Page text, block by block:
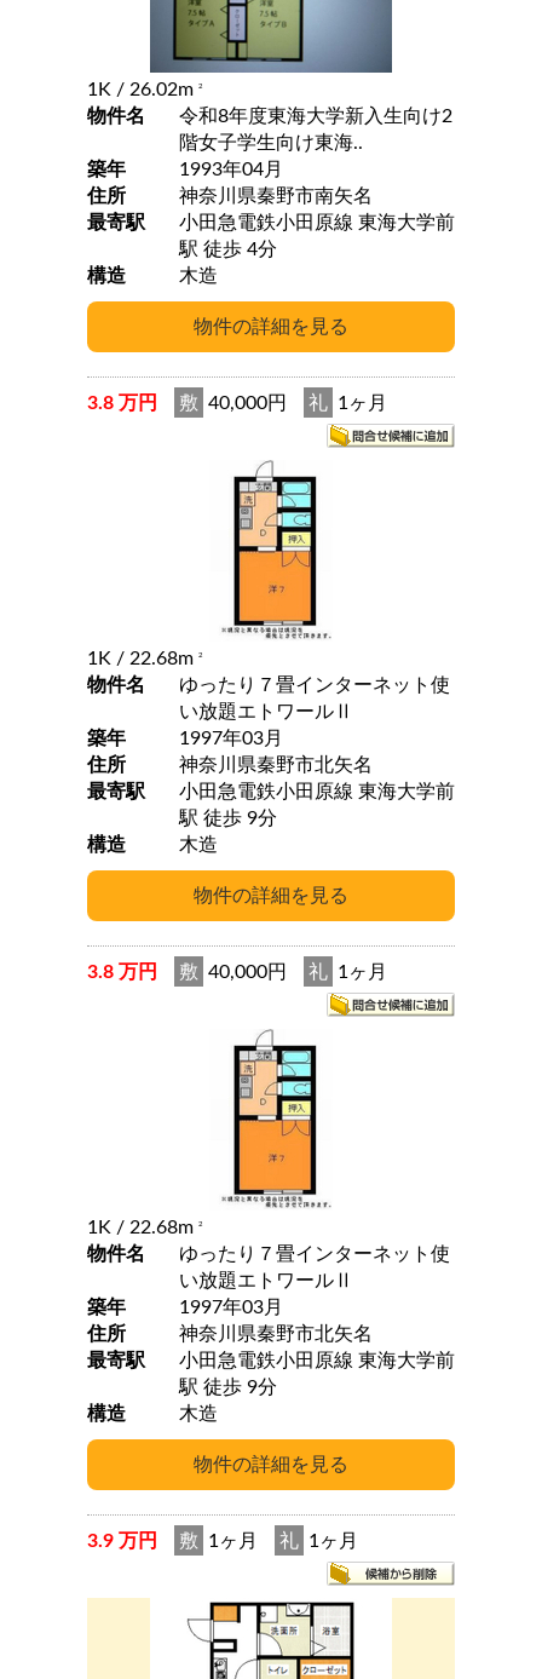
1K / 26.02m 2
物件名
令和8年度東海大学新入生向け2
階女子学生向け東海..
築年
1993年04月
住所
神奈川県秦野市南矢名
最寄駅
小田急電鉄小田原線 東海大学前
駅 徒歩 4分
構造
木造
3.8 万円 敷 40,000円 礼 1ヶ月
1K / 22.68m 2
物件名
ゆったり７畳インターネット使
い放題エトワールⅡ
築年
1997年03月
住所
神奈川県秦野市北矢名
最寄駅
小田急電鉄小田原線 東海大学前
駅 徒歩 9分
構造
木造
3.8 万円 敷 40,000円 礼 1ヶ月
1K / 22.68m 2
物件名
ゆったり７畳インターネット使
い放題エトワールⅡ
築年
1997年03月
住所
神奈川県秦野市北矢名
最寄駅
小田急電鉄小田原線 東海大学前
駅 徒歩 9分
構造
木造
3.9 万円 敷 1ヶ月 礼 1ヶ月